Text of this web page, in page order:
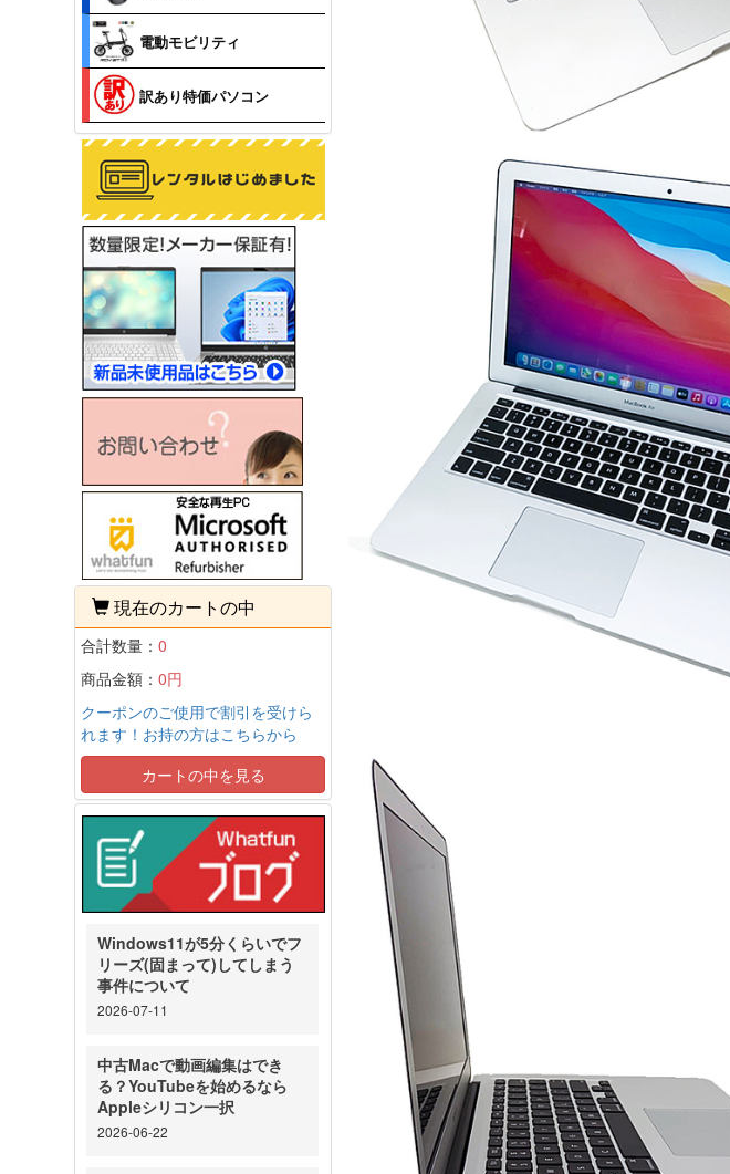
電動モビリティ
訳あり特価パソコン
現在のカートの中
合計数量： 0
商品金額： 0円
クーポンのご使用で割引を受けら
れます！お持の方はこちらから
カートの中を見る
Windows11が5分くらいでフ
リーズ(固まって)してしまう
事件について
2026-07-11
中古Macで動画編集はでき
る？YouTubeを始めるなら
Appleシリコン一択
2026-06-22